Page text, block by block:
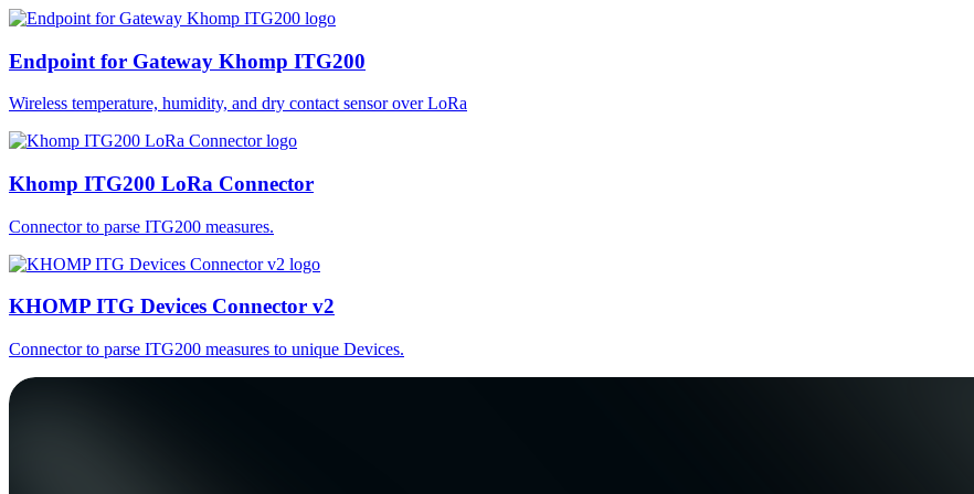
Endpoint for Gateway Khomp ITG200
Wireless temperature, humidity, and dry contact sensor over LoRa
Khomp ITG200 LoRa Connector
Connector to parse ITG200 measures.
KHOMP ITG Devices Connector v2
Connector to parse ITG200 measures to unique Devices.